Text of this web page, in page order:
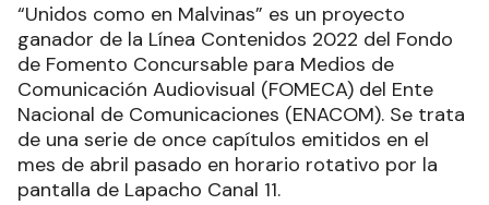
“Unidos como en Malvinas” es un proyecto
ganador de la Línea Contenidos 2022 del Fondo
de Fomento Concursable para Medios de
Comunicación Audiovisual (FOMECA) del Ente
Nacional de Comunicaciones (ENACOM). Se trata
de una serie de once capítulos emitidos en el
mes de abril pasado en horario rotativo por la
pantalla de Lapacho Canal 11.